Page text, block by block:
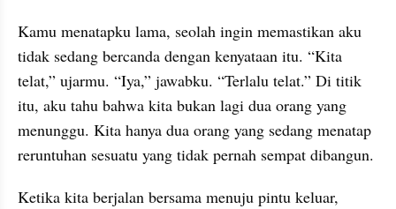
Kamu menatapku lama, seolah ingin memastikan aku
tidak sedang bercanda dengan kenyataan itu. “Kita
telat,” ujarmu. “Iya,” jawabku. “Terlalu telat.” Di titik
itu, aku tahu bahwa kita bukan lagi dua orang yang
menunggu. Kita hanya dua orang yang sedang menatap
reruntuhan sesuatu yang tidak pernah sempat dibangun.
Ketika kita berjalan bersama menuju pintu keluar,